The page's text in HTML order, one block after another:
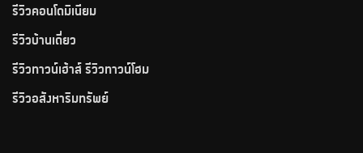
รีวิวคอนโดมิเนียม
รีวิวบ้านเดี่ยว
รีวิวทาวน์เฮ้าส์ รีวิวทาวน์โฮม
รีวิวอสังหาริมทรัพย์